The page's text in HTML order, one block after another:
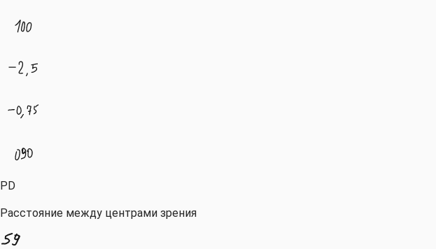
PD
Расстояние между центрами зрения